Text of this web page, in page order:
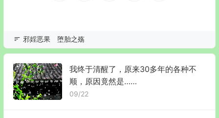
邪婬恶果 堕胎之殇
我终于清醒了，原来30多年的各种不
顺，原因竟然是……
09/22